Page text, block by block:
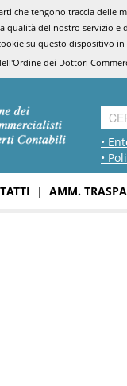
che tengono traccia
qualità del nostro servizio e
su questo dispositivo
dei Dottori
•
•
| AMM.